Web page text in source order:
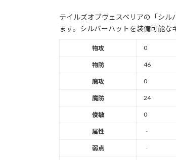
テイルズオブヴェスペリアの「シ
ます。シルバーハットを装備可能な
物攻 0
物防 46
魔攻 0
魔防 24
俊敏 0
属性 ‐
弱点 ‐